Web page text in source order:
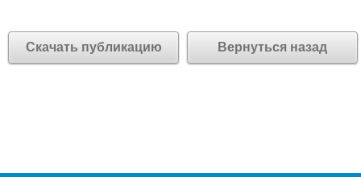
Скачать публикацию Вернуться назад